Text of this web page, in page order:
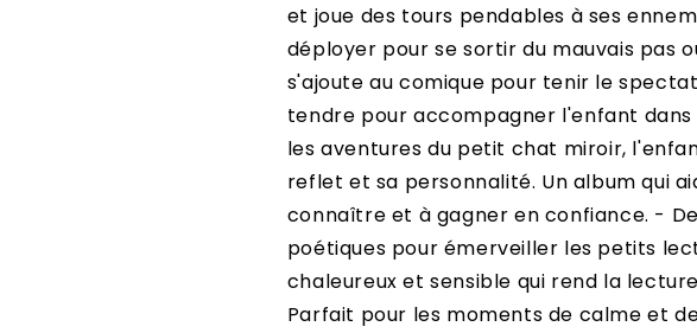
et joue des tours pendables à ses
déployer pour se sortir du mauvais pas
s'ajoute au comique pour tenir le
tendre pour accompagner l'enfant
les aventures du petit chat miroir,
reflet et sa personnalité. Un album qui
connaître et à gagner en confiance. -
poétiques pour émerveiller les petits
chaleureux et sensible qui rend la
Parfait pour les moments de calme et